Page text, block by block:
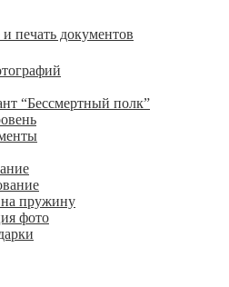
печать документов
“Бессмертный полк”
пружину
фото